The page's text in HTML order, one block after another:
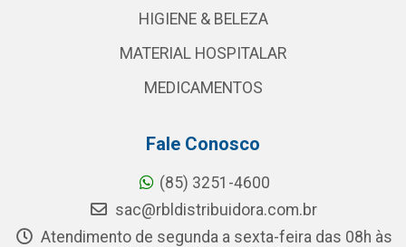
HIGIENE & BELEZA
MATERIAL HOSPITALAR
MEDICAMENTOS
Fale Conosco
(85) 3251-4600
sac@rbldistribuidora.com.br
Atendimento de segunda a sexta-feira das 08h às